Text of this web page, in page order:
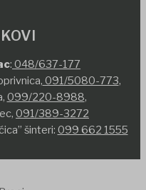
: 048/637-177
091/5080-773,
099/220-8988,
091/389-3272
šinteri: 099 662 1555